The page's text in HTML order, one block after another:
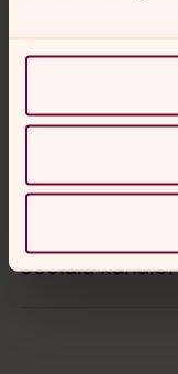
Hitta snabbt
Sociala kanaler